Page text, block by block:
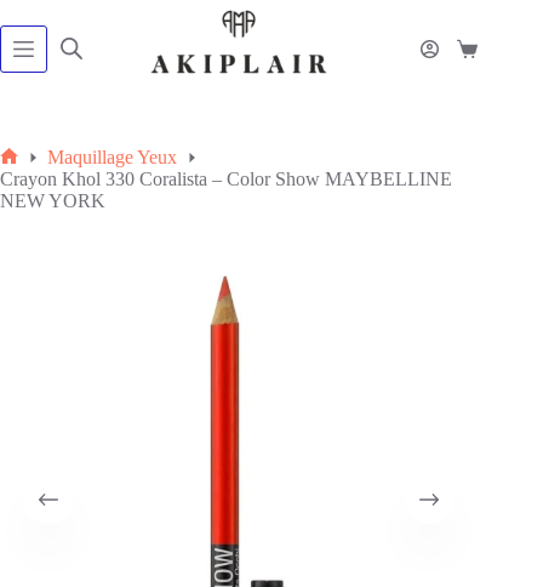
au
contenu
Panier
Accueil
Maquillage Yeux
Crayon Khol 330 Coralista – Color Show MAYBELLINE
NEW YORK